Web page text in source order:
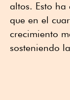
altos. Esto
que en el
crecimiento
sosteniendo